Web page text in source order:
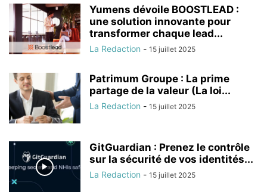
Yumens dévoile BOOSTLEAD :
une solution innovante pour
transformer chaque lead...
La Redaction - 15 juillet 2025
Patrimum Groupe : La prime
partage de la valeur (La loi...
La Redaction - 15 juillet 2025
GitGuardian : Prenez le contrôle
sur la sécurité de vos identités...
La Redaction - 15 juillet 2025